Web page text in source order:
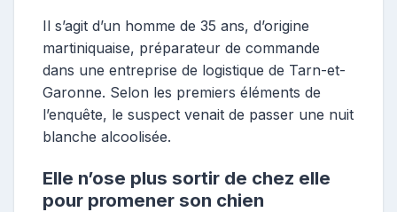
Il s’agit d’un homme de 35 ans, d’origine
martiniquaise, préparateur de commande
dans une entreprise de logistique de Tarn-et-
Garonne. Selon les premiers éléments de
l’enquête, le suspect venait de passer une nuit
blanche alcoolisée.
Elle n’ose plus sortir de chez elle
pour promener son chien